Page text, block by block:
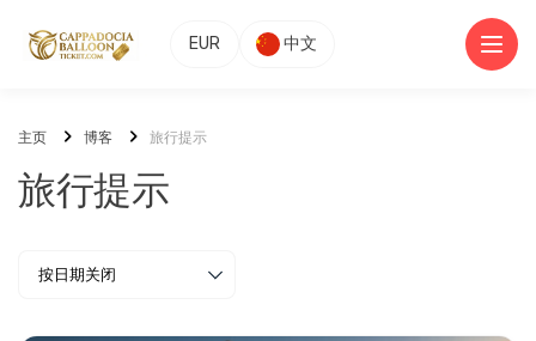
EUR 中文
主页 博客 旅行提示
旅行提示